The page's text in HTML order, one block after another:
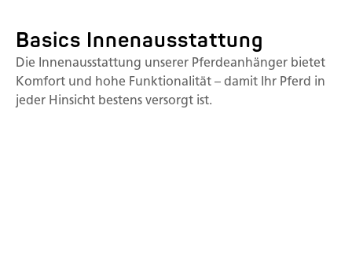
Basics Innenausstattung
Die Innenausstattung unserer Pferdeanhänger bietet
Komfort und hohe Funktionalität – damit Ihr Pferd in
jeder Hinsicht bestens versorgt ist.